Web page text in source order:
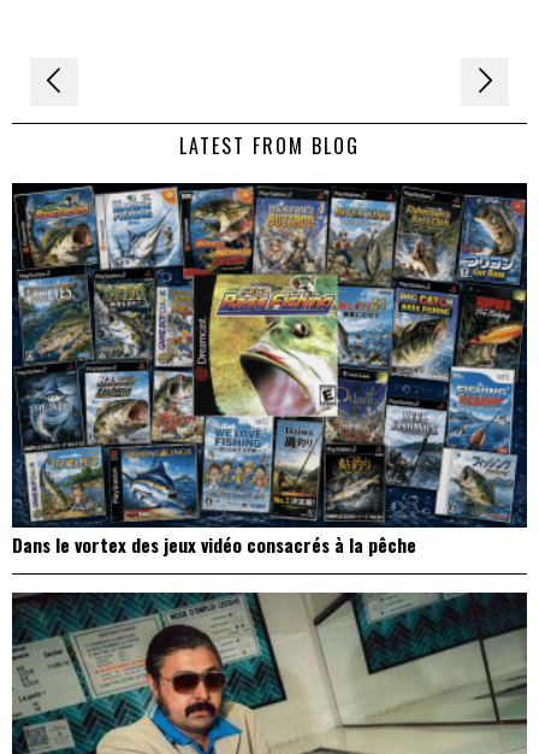
Navigation
de LATEST FROM BLOG
Dans le vortex des jeux vidéo consacrés à la pêche